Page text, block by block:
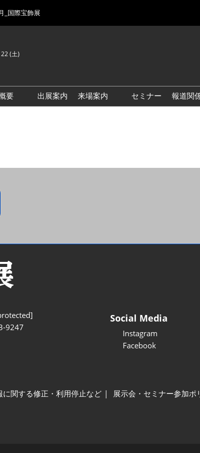
_国際宝飾展
(土)
要
出展案内
来場案内
セミナー 報道関
9247
Social Media
Instagram
Facebook
に関する修正・利用停止など 展示会・セミナー参加ポ